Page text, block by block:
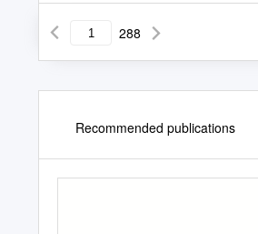
288
Recommended publications